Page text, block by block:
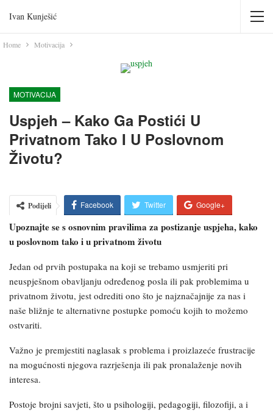
Ivan Kunješić
Home Motivacija
MOTIVACIJA
Uspjeh – Kako Ga Postići U
Privatnom Tako I U Poslovnom
Životu?
Podijeli Facebook Twitter Google+
Pinterest Email
Upoznajte se s osnovnim pravilima za postizanje uspjeha, kako
u poslovnom tako i u privatnom životu
Jedan od prvih postupaka na koji se trebamo usmjeriti pri
neuspješnom obavljanju određenog posla ili pak problemima u
privatnom životu, jest odrediti ono što je najznačajnije za nas i
naše bližnje te alternativne postupke pomoću kojih to možemo
ostvariti.
Važno je premjestiti naglasak s problema i proizlazeće frustracije
na mogućnosti njegova razrješenja ili pak pronalaženje novih
interesa.
Postoje brojni savjeti, što u psihologiji, pedagogiji, filozofiji, a i